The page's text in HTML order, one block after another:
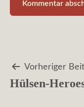
Vorheriger
Hülsen-